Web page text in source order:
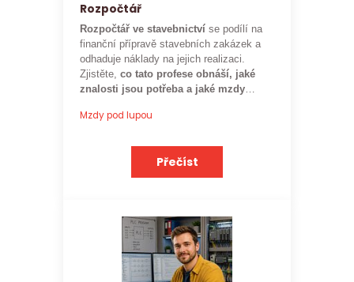
Rozpočtář
Rozpočtář ve stavebnictví se podílí na
finanční přípravě stavebních zakázek a
odhaduje náklady na jejich realizaci.
Zjistěte, co tato profese obnáší, jaké
znalosti jsou potřeba a jaké mzdy
očekávat.
Mzdy pod lupou
Přečíst